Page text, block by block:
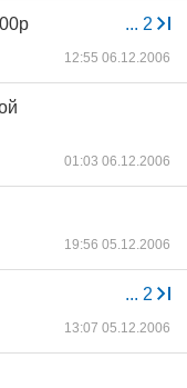
... 2
12:55 06.12.2006
01:03 06.12.2006
19:56 05.12.2006
... 2
13:07 05.12.2006